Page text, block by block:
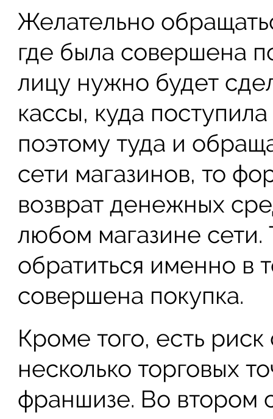
Желательно
где была совершена
лицу нужно будет
кассы, куда
поэтому туда и
сети магазинов, то
возврат денежных
любом магазине
обратиться именно в
совершена покупка.
Кроме того, есть риск
несколько торговых
франшизе. Во втором